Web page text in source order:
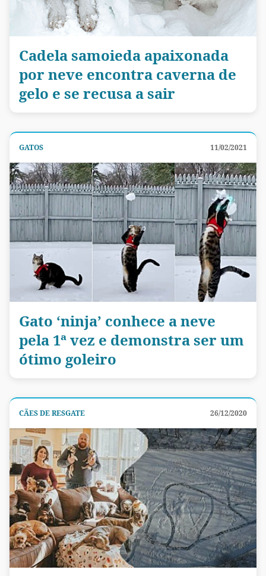
Cadela samoieda apaixonada
por neve encontra caverna de
gelo e se recusa a sair
GATOS 11/02/2021
Gato ‘ninja’ conhece a neve
pela 1ª vez e demonstra ser um
ótimo goleiro
CÃES DE RESGATE 26/12/2020